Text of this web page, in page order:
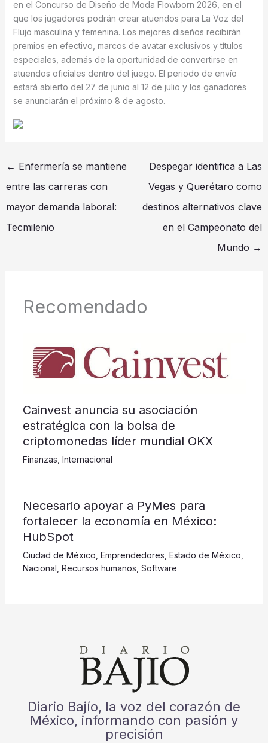
en el Concurso de Diseño de Moda Flowborn 2026, en el
que los jugadores podrán crear atuendos para La Voz del
Flujo masculina y femenina. Los mejores diseños recibirán
premios en efectivo, marcos de avatar exclusivos y títulos
especiales, además de la oportunidad de convertirse en
atuendos oficiales dentro del juego. El periodo de envío
estará abierto del 27 de junio al 12 de julio y los ganadores
se anunciarán el próximo 8 de agosto.
← Enfermería se mantiene
entre las carreras con
mayor demanda laboral:
Tecmilenio
Despegar identifica a Las
Vegas y Querétaro como
destinos alternativos clave
en el Campeonato del
Mundo →
Recomendado
Cainvest anuncia su asociación
estratégica con la bolsa de
criptomonedas líder mundial OKX
Finanzas Internacional
​​​​​Necesario apoyar a PyMes para
fortalecer la economía en México:
HubSpot
Ciudad de México Emprendedores Estado de México
Nacional Recursos humanos Software
Diario Bajío, la voz del corazón de
México, informando con pasión y
precisión